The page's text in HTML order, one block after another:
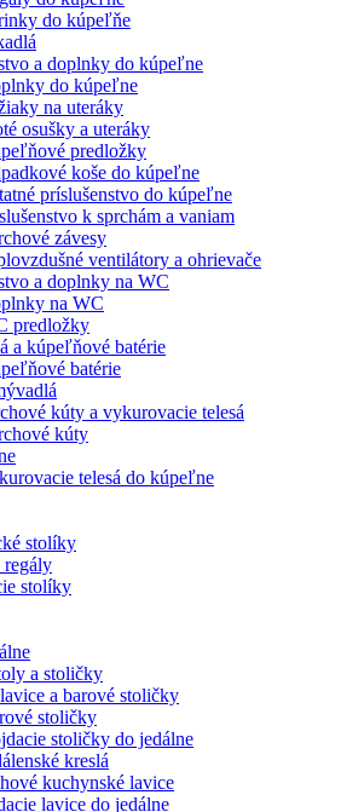
do kúpeľňe
a doplnky do kúpeľne
do kúpeľne
na uteráky
osušky a uteráky
predložky
koše do kúpeľne
príslušenstvo do kúpeľne
k sprchám a vaniam
závesy
ventilátory a ohrievače
a doplnky na WC
na WC
predložky
a kúpeľňové batérie
batérie
kúty a vykurovacie telesá
kúty
telesá do kúpeľne
stolíky
regály
stolíky
a stoličky
a barové stoličky
stoličky
stoličky do jedálne
kreslá
kuchynské lavice
lavice do jedálne